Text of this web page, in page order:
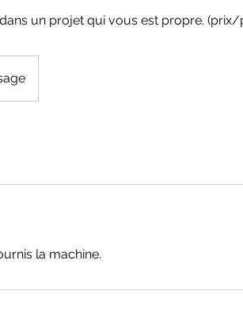
un projet qui vous est propre. (prix/
la machine.